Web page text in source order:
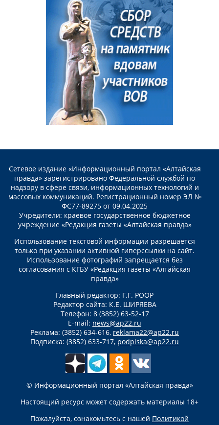
Сетевое издание «Информационный портал «Алтайская
правда» зарегистрировано Федеральной службой по
надзору в сфере связи, информационных технологий и
массовых коммуникаций. Регистрационный номер ЭЛ №
ФС77-89275 от 09.04.2025
Учредители: краевое государственное бюджетное
учреждение «Редакция газеты «Алтайская правда»
Использование текстовой информации разрешается
только при указании активной гиперссылки на сайт.
Использование фотографий запрещается без
согласования с КГБУ «Редакция газеты «Алтайская
правда»
Главный редактор: Г.Г. РООР
Редактор сайта: К.Е. ШИРЯЕВА
Телефон: 8 (3852) 63-52-17
E-mail: news@ap22.ru
Реклама: (3852) 634-616, reklama22@ap22.ru
Подписка: (3852) 633-717, podpiska@ap22.ru
© Информационный портал «Алтайская правда»
Настоящий ресурс может содержать материалы 18+
Пожалуйста, ознакомьтесь с нашей Политикой